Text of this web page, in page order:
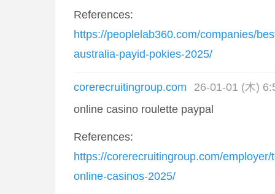
References:
https://peoplelab360.com/companies/
australia-payid-pokies-2025/
corerecruitingroup.com
26-01-01 (木)
online casino roulette paypal
References:
https://corerecruitingroup.com/
online-casinos-2025/